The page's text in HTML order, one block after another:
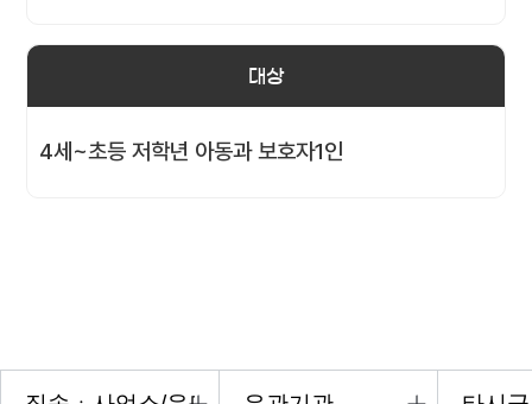
대상
4세~초등 저학년 아동과 보호자1인